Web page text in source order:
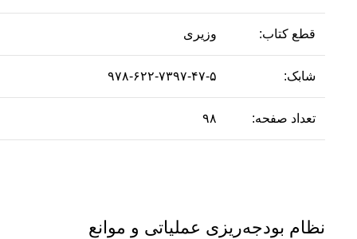
قطع کتاب: وزیری
شابک: ۹۷۸-۶۲۲-۷۳۹۷-۴۷-۵
تعداد صفحه: ۹۸
نظام بودجه‌ریزی عملیاتی و موانع